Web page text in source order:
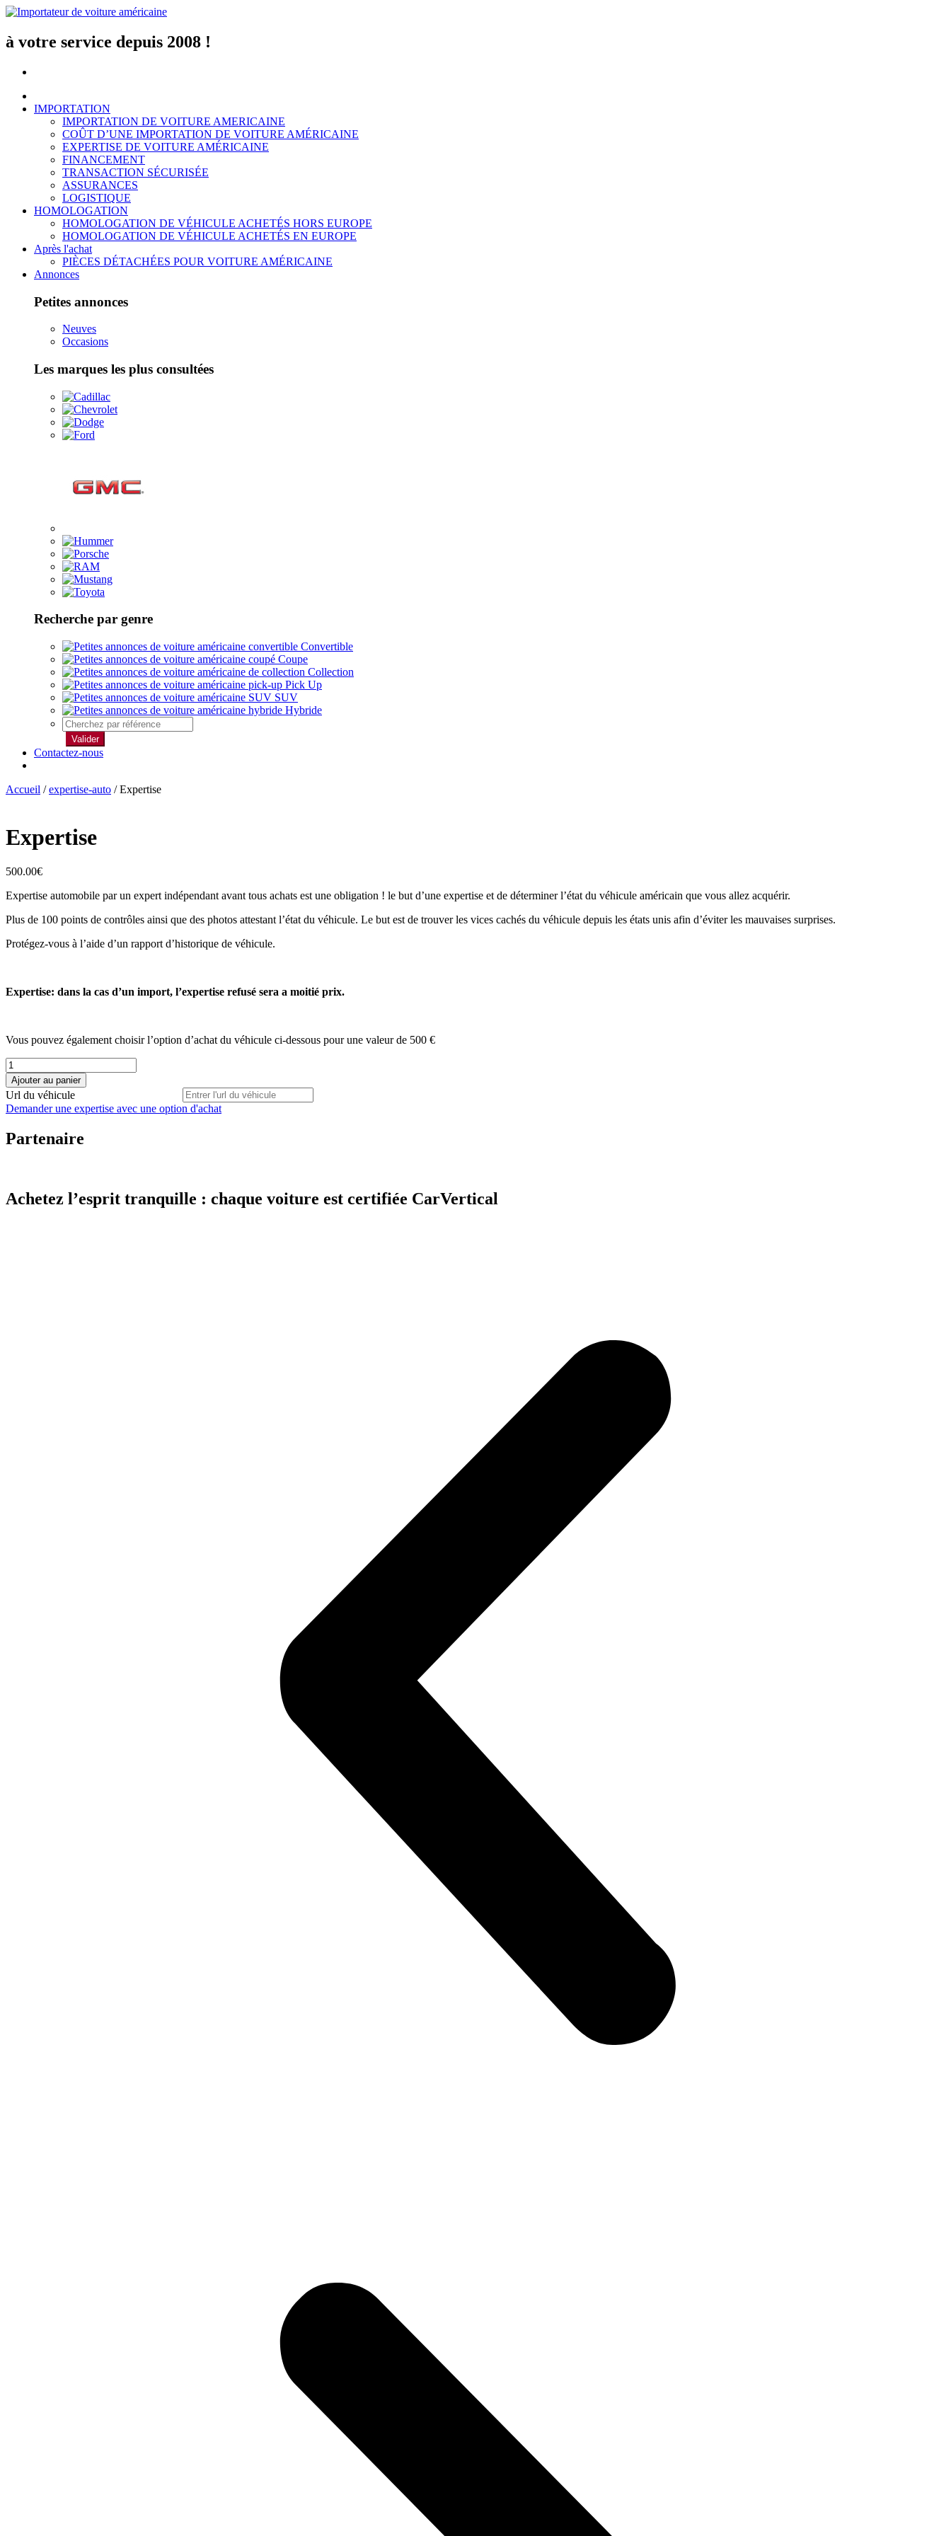
Aller
contenu
à votre service depuis 2008 !
IMPORTATION
IMPORTATION DE VOITURE AMERICAINE
COÛT D’UNE IMPORTATION DE VOITURE AMÉRICAINE
EXPERTISE DE VOITURE AMÉRICAINE
FINANCEMENT
TRANSACTION SÉCURISÉE
ASSURANCES
LOGISTIQUE
HOMOLOGATION
HOMOLOGATION DE VÉHICULE ACHETÉS HORS EUROPE
HOMOLOGATION DE VÉHICULE ACHETÉS EN EUROPE
Après l'achat
PIÈCES DÉTACHÉES POUR VOITURE AMÉRICAINE
Annonces
Petites annonces
Neuves
Occasions
Les marques les plus consultées
Recherche par genre
Convertible
Coupe
Collection
Pick Up
SUV
Hybride
Valider
Contactez-nous
Accueil /expertise-auto / Expertise
Expertise
500.00€
Expertise automobile par un expert indépendant avant tous achats est une obligation ! le but d’une expertise et de déterminer l’état du véhicule américain que vous allez acquérir.
Plus de 100 points de contrôles ainsi que des photos attestant l’état du véhicule. Le but est de trouver les vices cachés du véhicule depuis les états unis afin d’éviter les mauvaises surprises.
Protégez-vous à l’aide d’un rapport d’historique de véhicule.
Expertise: dans la cas d’un import, l’expertise refusé sera a moitié prix.
Vous pouvez également choisir l’option d’achat du véhicule ci-dessous pour une valeur de 500 €
quantité
de
Expertise
Ajouter au panier
Url du véhicule
Demander une expertise avec une option d'achat
Partenaire
Achetez l’esprit tranquille : chaque voiture est certifiée CarVertical